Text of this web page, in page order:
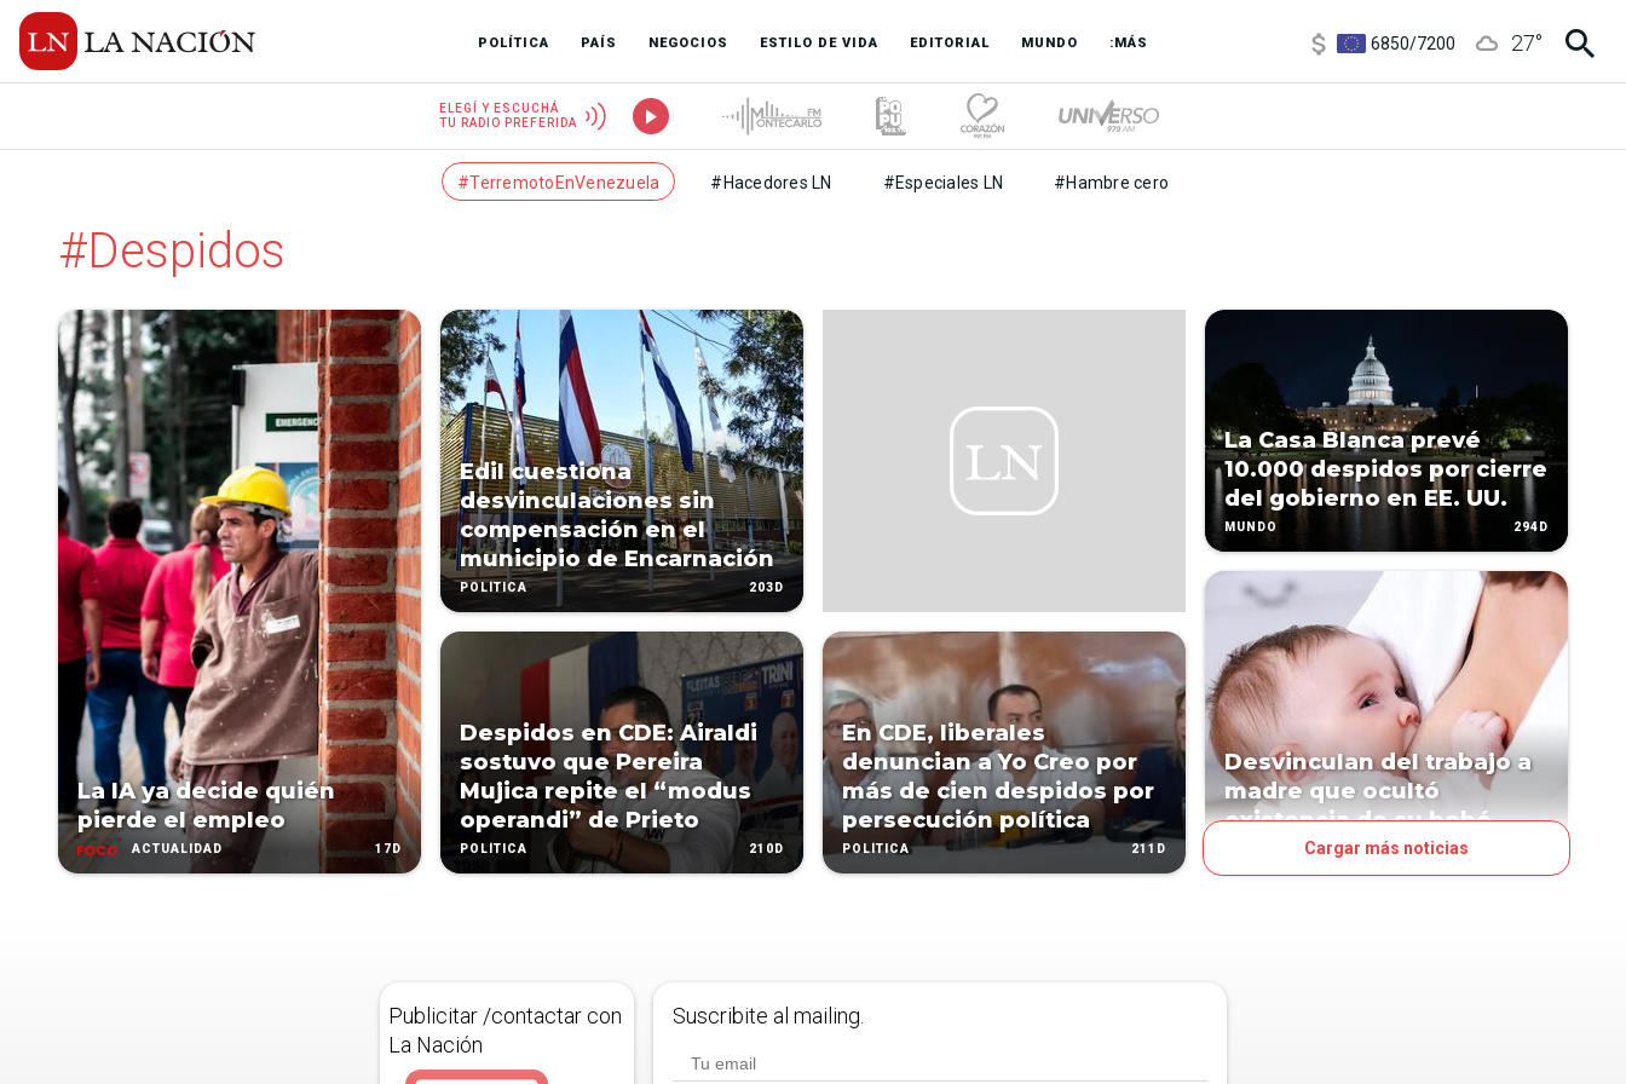
POLÍTICA PAÍS NEGOCIOS ESTILO DE VIDA EDITORIAL MUNDO :MÁS
6850/7200
27°
ELEGÍ Y ESCUCHÁ
TU RADIO PREFERIDA
#TerremotoEnVenezuela #Hacedores LN #Especiales LN #Hambre cero
#Despidos
La IA ya decide quién
pierde el empleo
ACTUALIDAD 17D
Edil cuestiona
desvinculaciones sin
compensación en el
municipio de Encarnación
POLÍTICA 203D
Despidos en CDE: Airaldi
sostuvo que Pereira
Mujica repite el “modus
operandi” de Prieto
POLÍTICA 210D
En CDE, liberales
denuncian a Yo Creo por
más de cien despidos por
persecución política
POLÍTICA 211D
La Casa Blanca prevé
10.000 despidos por cierre
del gobierno en EE. UU.
MUNDO 294D
Desvinculan del trabajo a
madre que ocultó
existencia de su bebé
Cargar más noticias
Publicitar /contactar con
La Nación
Suscribite al mailing.